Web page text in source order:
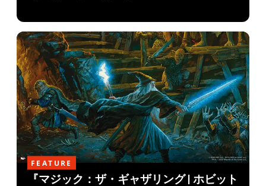
FEATURE
『マジック：ザ・ギャザリング | ホビット